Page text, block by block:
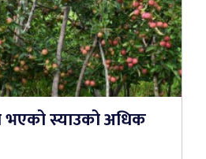
भएको स्याउको अधिक